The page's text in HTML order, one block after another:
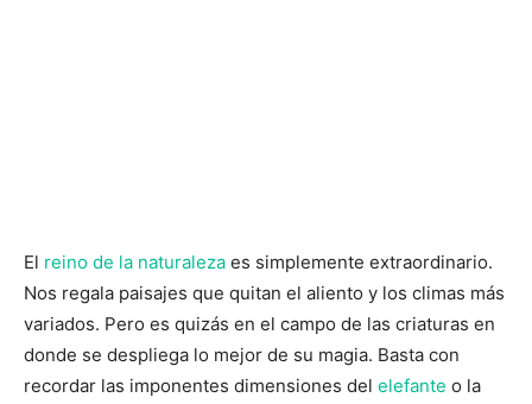
El reino de la naturaleza es simplemente extraordinario.
Nos regala paisajes que quitan el aliento y los climas más
variados. Pero es quizás en el campo de las criaturas en
donde se despliega lo mejor de su magia. Basta con
recordar las imponentes dimensiones del elefante o la